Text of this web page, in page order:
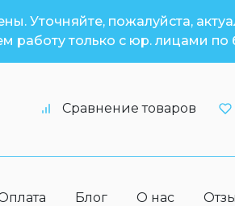
Уточняйте, пожалуйста,
работу только с юр. лицами по
Сравнение товаров
Блог О нас